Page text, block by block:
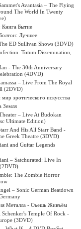
Avantasia – The Flying
The World In Twenty
Книга Бытие
Лучшее
ED Sullivan Shows (3DVD)
Totum Dissemination,
- The 30th Anniversary
(4DVD)
– Live From The Royal
(2DVD)
эротического искусства
Земля
‎– Live At Budokan
Ultimate Edition)
And His All Starr Band -
Greek Theatre (3DVD)
and Guitar Legends
– Satchurated: Live In
The Zombie Horror
‎– Sonic German Beatdown
Металла - Съешь Живъём
Schenker's Temple Of Rock -
(3DVD)